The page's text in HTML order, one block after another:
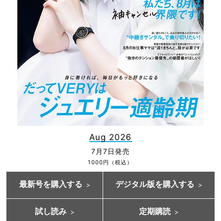
Aug 2026
7月7日発売
1000円（税込）
最新号を購入する デジタル版を購入する
試し読み 定期購読